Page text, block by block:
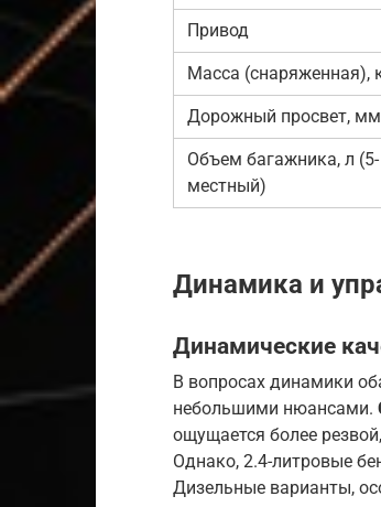
Привод
Масса (снаряженная),
Дорожный просвет, мм
Объем багажника, л (5-
местный)
Динамика и
Динамические
В вопросах динамики
небольшими нюансами.
ощущается более
Однако, 2.4-литровые
Дизельные варианты,